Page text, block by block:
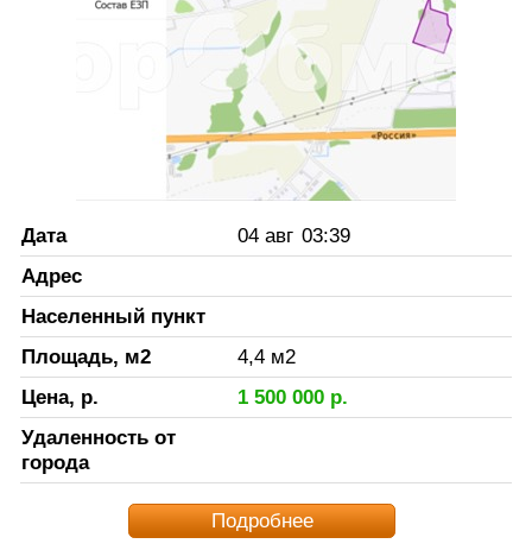
Дата 04 авг 03:39
Адрес
Населенный пункт
Площадь, м2
4,4 м2
Цена, р.
1 500 000р.
Удаленность от
города
Подробнее